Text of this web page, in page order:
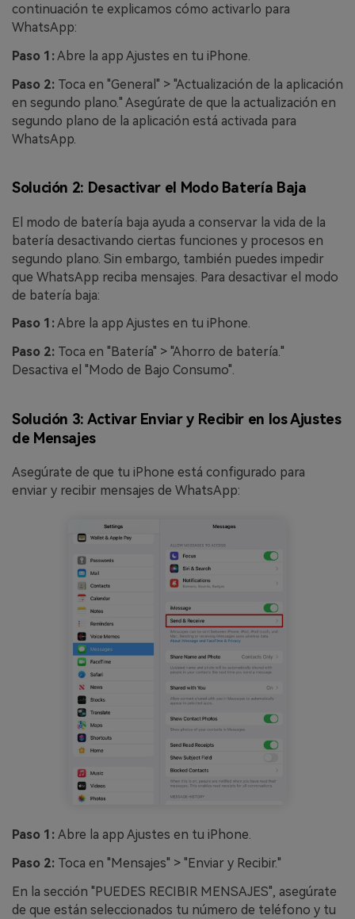
continuación te explicamos cómo activarlo para
WhatsApp:
Paso 1:Abre la app Ajustes en tu iPhone.
Paso 2: Toca en "General" > "Actualización de la aplicación
en segundo plano." Asegúrate de que la actualización en
segundo plano de la aplicación está activada para
WhatsApp.
Solución 2: Desactivar el Modo Batería Baja
El modo de batería baja ayuda a conservar la vida de la
batería desactivando ciertas funciones y procesos en
segundo plano. Sin embargo, también puedes impedir
que WhatsApp reciba mensajes. Para desactivar el modo
de batería baja:
Paso 1:Abre la app Ajustes en tu iPhone.
Paso 2: Toca en "Batería" > "Ahorro de batería."
Desactiva el "Modo de Bajo Consumo".
Solución 3: Activar Enviar y Recibir en los Ajustes
de Mensajes
Asegúrate de que tu iPhone está configurado para
enviar y recibir mensajes de WhatsApp:
Paso 1: Abre la app Ajustes en tu iPhone.
Paso 2: Toca en "Mensajes" > "Enviar y Recibir."
En la sección "PUEDES RECIBIR MENSAJES", asegúrate
de que están seleccionados tu número de teléfono y tu